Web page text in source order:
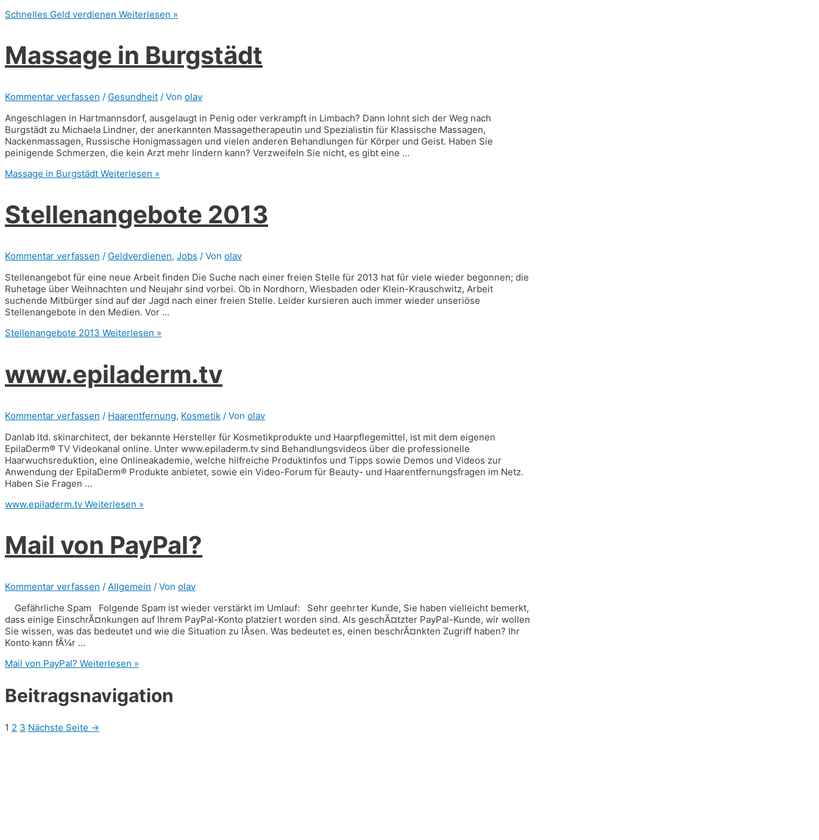
Schnelles Geld verdienen Weiterlesen »
Massage in Burgstädt
Kommentar verfassen / Gesundheit / Von olav
Angeschlagen in Hartmannsdorf, ausgelaugt in Penig oder verkrampft in Limbach? Dann lohnt sich der Weg nach
Burgstädt zu Michaela Lindner, der anerkannten Massagetherapeutin und Spezialistin für Klassische Massagen,
Nackenmassagen, Russische Honigmassagen und vielen anderen Behandlungen für Körper und Geist. Haben Sie
peinigende Schmerzen, die kein Arzt mehr lindern kann? Verzweifeln Sie nicht, es gibt eine …
Massage in Burgstädt Weiterlesen »
Stellenangebote 2013
Kommentar verfassen / Geldverdienen, Jobs / Von olav
Stellenangebot für eine neue Arbeit finden Die Suche nach einer freien Stelle für 2013 hat für viele wieder begonnen; die
Ruhetage über Weihnachten und Neujahr sind vorbei. Ob in Nordhorn, Wiesbaden oder Klein-Krauschwitz, Arbeit
suchende Mitbürger sind auf der Jagd nach einer freien Stelle. Leider kursieren auch immer wieder unseriöse
Stellenangebote in den Medien. Vor …
Stellenangebote 2013 Weiterlesen »
www.epiladerm.tv
Kommentar verfassen / Haarentfernung, Kosmetik / Von olav
Danlab ltd. skinarchitect, der bekannte Hersteller für Kosmetikprodukte und Haarpflegemittel, ist mit dem eigenen
EpilaDerm® TV Videokanal online. Unter www.epiladerm.tv sind Behandlungsvideos über die professionelle
Haarwuchsreduktion, eine Onlineakademie, welche hilfreiche Produktinfos und Tipps sowie Demos und Videos zur
Anwendung der EpilaDerm® Produkte anbietet, sowie ein Video-Forum für Beauty- und Haarentfernungsfragen im Netz.
Haben Sie Fragen …
www.epiladerm.tv Weiterlesen »
Mail von PayPal?
Kommentar verfassen / Allgemein / Von olav
Gefährliche Spam Folgende Spam ist wieder verstärkt im Umlauf: Sehr geehrter Kunde, Sie haben vielleicht bemerkt,
dass einige EinschrÃ¤nkungen auf Ihrem PayPal-Konto platziert worden sind. Als geschÃ¤tzter PayPal-Kunde, wir wollen
Sie wissen, was das bedeutet und wie die Situation zu lÃsen. Was bedeutet es, einen beschrÃ¤nkten Zugriff haben? Ihr
Konto kann fÃ¼r …
Mail von PayPal? Weiterlesen »
Beitragsnavigation
1 2 3 Nächste Seite →